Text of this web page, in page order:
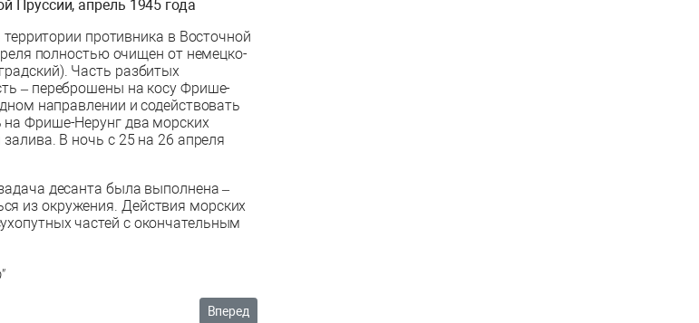
Пруссии, апрель 1945 года
территории противника в Восточной
полностью очищен от немецко-
Часть разбитых
– переброшены на косу Фрише-
направлении и содействовать
Фрише-Нерунг два морских
В ночь с 25 на 26 апреля
десанта была выполнена –
из окружения. Действия морских
частей с окончательным
выставку, посвященную «Верным спутникам»Следующий: Самая морская страна глазами художников
Вперед